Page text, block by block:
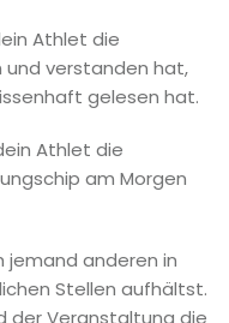
Athlet die
und verstanden hat,
gelesen hat.
Athlet die
am Morgen
jemand anderen in
Stellen aufhältst.
der Veranstaltung die